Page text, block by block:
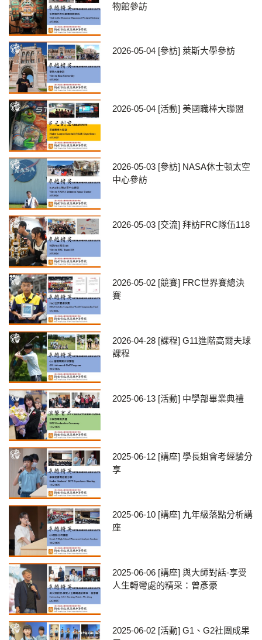
物館參訪
2026-05-04 [參訪] 萊斯大學參訪
2026-05-04 [活動] 美國職棒大聯盟
2026-05-03 [參訪] NASA休士頓太空
中心參訪
2026-05-03 [交流] 拜訪FRC隊伍118
2026-05-02 [競賽] FRC世界賽總決
賽
2026-04-28 [課程] G11進階高爾夫球
課程
2025-06-13 [活動] 中學部畢業典禮
2025-06-12 [講座] 學長姐會考經驗分
享
2025-06-10 [講座] 九年級落點分析講
座
2025-06-06 [講座] 與大師對話-享受
人生轉彎處的精采：曾彥豪
2025-06-02 [活動] G1、G2社團成果